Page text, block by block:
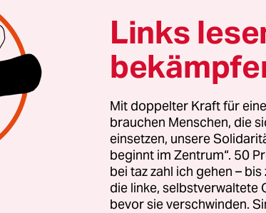
im EU-weiten Kampf gegen Steuerflucht.
Links
Mit doppelter Kraft für
brauchen Menschen, die
einsetzen, unsere
beginnt im Zentrum“. 50
bei taz zahl ich gehen –
die linke, selbstverwaltete
bevor sie verschwinden.